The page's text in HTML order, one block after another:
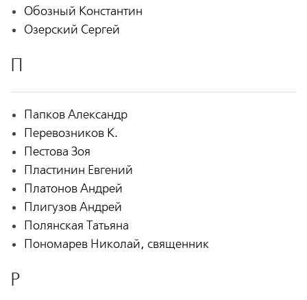
Обозный Константин
Озерский Сергей
П
Папков Александр
Перевозников К.
Пестова Зоя
Пластинин Евгений
Платонов Андрей
Плигузов Андрей
Полянская Татьяна
Пономарев Николай, священник
Р